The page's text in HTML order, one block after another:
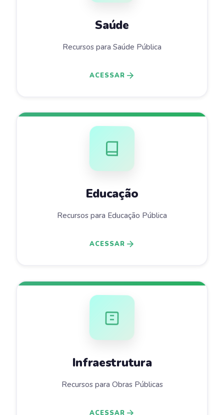
Saúde
Recursos para Saúde Pública
ACESSAR
Educação
Recursos para Educação Pública
ACESSAR
Infraestrutura
Recursos para Obras Públicas
ACESSAR